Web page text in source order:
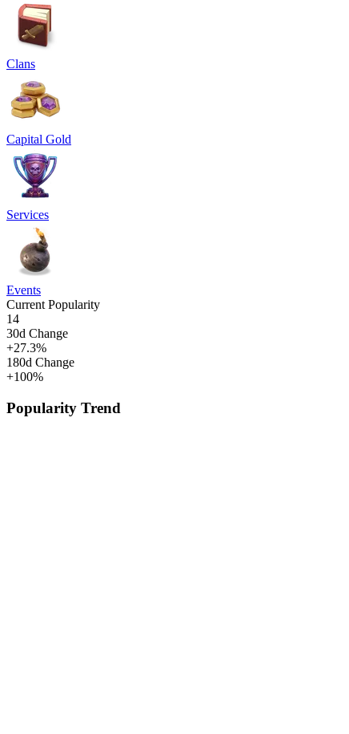
Clans
Capital Gold
Services
Events
Current Popularity
14
30d Change
+27.3%
180d Change
+100%
Popularity Trend